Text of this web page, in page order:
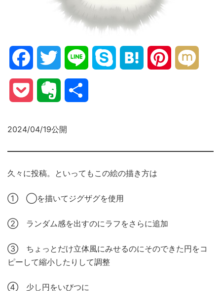
FacebookTwitter Line Skype Hatena Pinterest
Pocket Evernote
2024/04/19公開
久々に投稿。といってもこの絵の描き方は
① ◯を描いてジグザグを使用
② ランダム感を出すのにラフをさらに追加
③ ちょっとだけ立体風にみせるのにそのできた円をコ
ピーして縮小したりして調整
④ 少し円をいびつに